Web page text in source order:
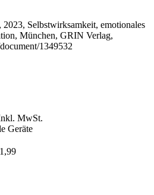
, 2023, Selbstwirksamkeit, emotionales
München, GRIN Verlag,
1349532
MwSt.
Geräte